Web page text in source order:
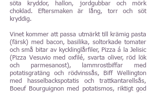
söta kryddor, hallon, jordgubbar och mörk
choklad. Eftersmaken är lång, torr och söt
kryddig.
Vinet kommer att passa utmärkt till krämig pasta
(färsk) med bacon, basilika, soltorkade tomater
och små bitar av kycklinglårfiler, Pizza á la Jelisic
(Pizza Vesuvio med oxfilé, svarta oliver, röd lök
och parmesanost), lammrostbiffar med
potatisgratäng och rödvinssås, Biff Wellington
med hasselbackspotatis och trattkantarellsås,
Boeuf Bourguignon med potatismos, riktigt god